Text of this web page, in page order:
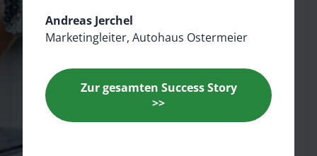
Andreas Jerchel
Marketingleiter, Autohaus Ostermeier
Zur gesamten Success Story
>>